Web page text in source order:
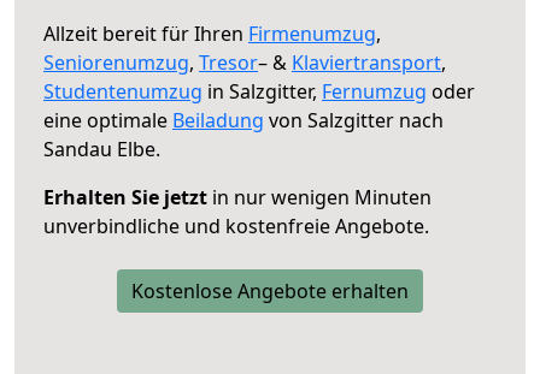
Allzeit bereit für Ihren Firmenumzug,
Seniorenumzug, Tresor– & Klaviertransport,
Studentenumzug in Salzgitter, Fernumzug oder
eine optimale Beiladung von Salzgitter nach
Sandau Elbe.
Erhalten Sie jetzt in nur wenigen Minuten
unverbindliche und kostenfreie Angebote.
Kostenlose Angebote erhalten